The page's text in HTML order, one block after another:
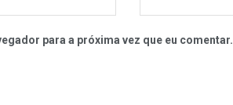
para a próxima vez que eu comentar.